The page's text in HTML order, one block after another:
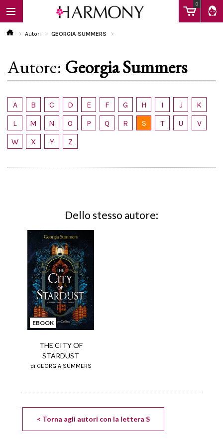
0
EBOOK
LIBRI
Calendario
Autori GEORGIA SUMMERS
Autore: Georgia Summers
A B C D E F G H I J
K
L
M N O P Q R S T U
V
W
X Y Z
Dello stesso autore:
EBOOK
THE CITY OF
STARDUST
di GEORGIA SUMMERS
< Torna agli autori con la lettera S